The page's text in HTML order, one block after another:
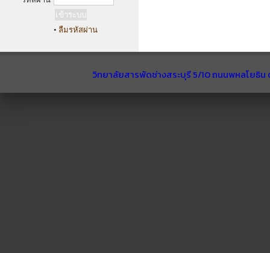
• ลืมรหัสผ่าน
วิทยาลัยสารพัดช่างสระบุรี 5/10 ถนนพหลโยธิ